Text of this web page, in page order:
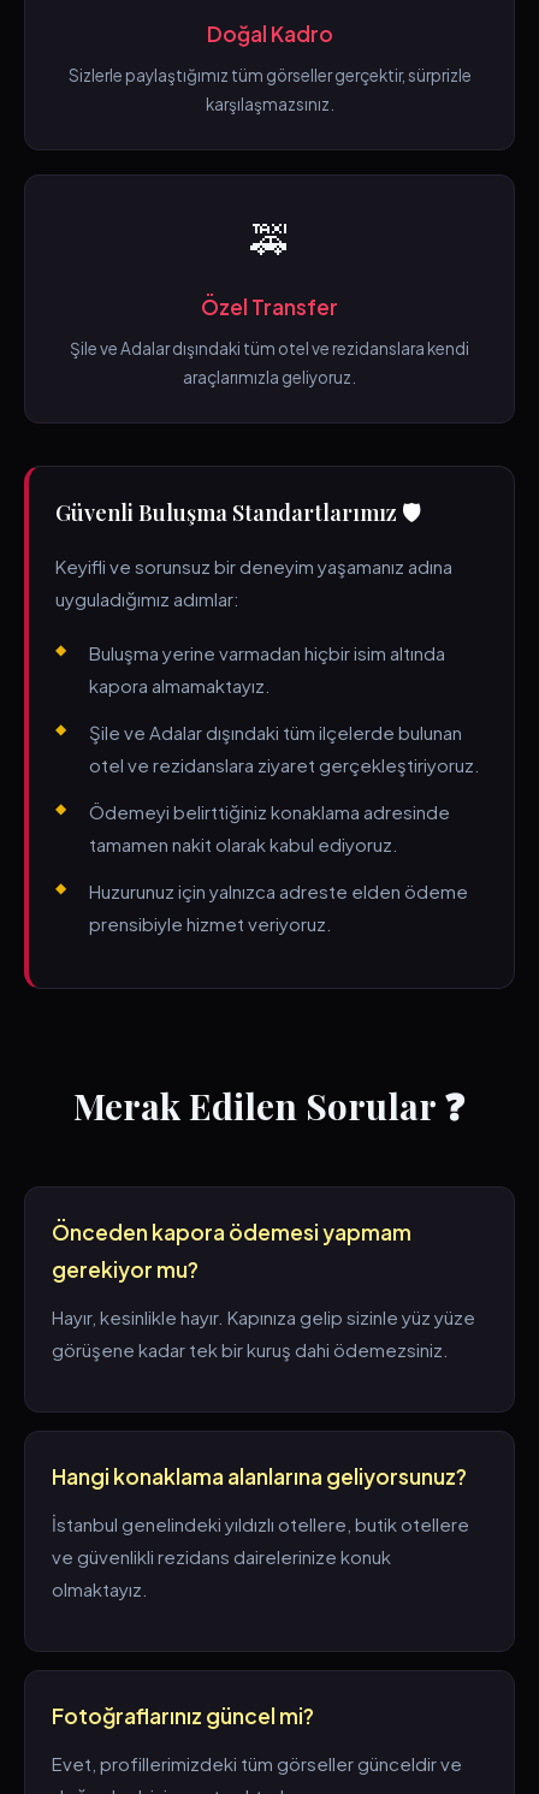
Doğal Kadro
Sizlerle paylaştığımız tüm görseller gerçektir, sürprizle
karşılaşmazsınız.
🚕
Özel Transfer
Şile ve Adalar dışındaki tüm otel ve rezidanslara kendi
araçlarımızla geliyoruz.
Güvenli Buluşma Standartlarımız 🛡️
Keyifli ve sorunsuz bir deneyim yaşamanız adına
uyguladığımız adımlar:
Buluşma yerine varmadan hiçbir isim altında
kapora almamaktayız.
Şile ve Adalar dışındaki tüm ilçelerde bulunan
otel ve rezidanslara ziyaret gerçekleştiriyoruz.
Ödemeyi belirttiğiniz konaklama adresinde
tamamen nakit olarak kabul ediyoruz.
Huzurunuz için yalnızca adreste elden ödeme
prensibiyle hizmet veriyoruz.
Merak Edilen Sorular ❓
Önceden kapora ödemesi yapmam
gerekiyor mu?
Hayır, kesinlikle hayır. Kapınıza gelip sizinle yüz yüze
görüşene kadar tek bir kuruş dahi ödemezsiniz.
Hangi konaklama alanlarına geliyorsunuz?
İstanbul genelindeki yıldızlı otellere, butik otellere
ve güvenlikli rezidans dairelerinize konuk
olmaktayız.
Fotoğraflarınız güncel mi?
Evet, profillerimizdeki tüm görseller günceldir ve